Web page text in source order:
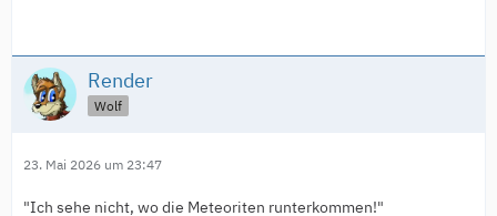
Render
Wolf
23. Mai 2026 um 23:47
"Ich sehe nicht, wo die Meteoriten runterkommen!"